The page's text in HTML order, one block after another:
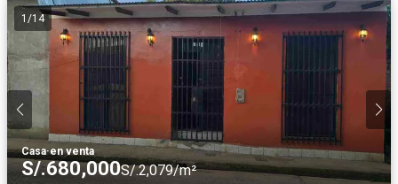
1 /14
Casa·en venta
S/.680,000S/.2,079/m²